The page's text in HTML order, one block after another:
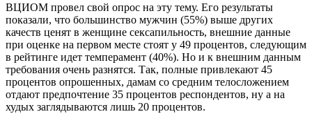
ВЦИОМ провел свой опрос на эту тему. Его результаты
показали, что большинство мужчин (55%) выше других
качеств ценят в женщине сексапильность, внешние данные
при оценке на первом месте стоят у 49 процентов, следующим
в рейтинге идет темперамент (40%). Но и к внешним данным
требования очень разнятся. Так, полные привлекают 45
процентов опрошенных, дамам со средним телосложением
отдают предпочтение 35 процентов респондентов, ну а на
худых заглядываются лишь 20 процентов.